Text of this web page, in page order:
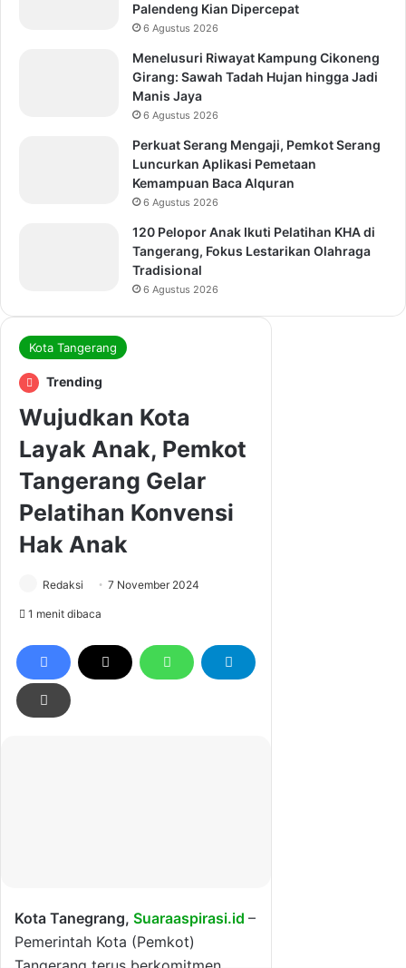
Palendeng Kian Dipercepat
6 Agustus 2026
Menelusuri Riwayat Kampung Cikoneng
Girang: Sawah Tadah Hujan hingga Jadi
Manis Jaya
6 Agustus 2026
Perkuat Serang Mengaji, Pemkot Serang
Luncurkan Aplikasi Pemetaan
Kemampuan Baca Alquran
6 Agustus 2026
120 Pelopor Anak Ikuti Pelatihan KHA di
Tangerang, Fokus Lestarikan Olahraga
Tradisional
6 Agustus 2026